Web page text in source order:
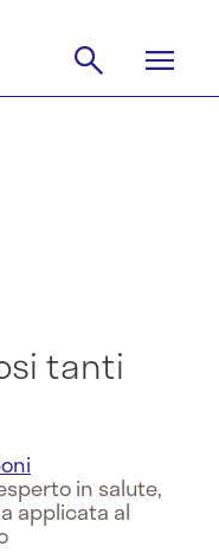
tanti
in salute,
applicata al